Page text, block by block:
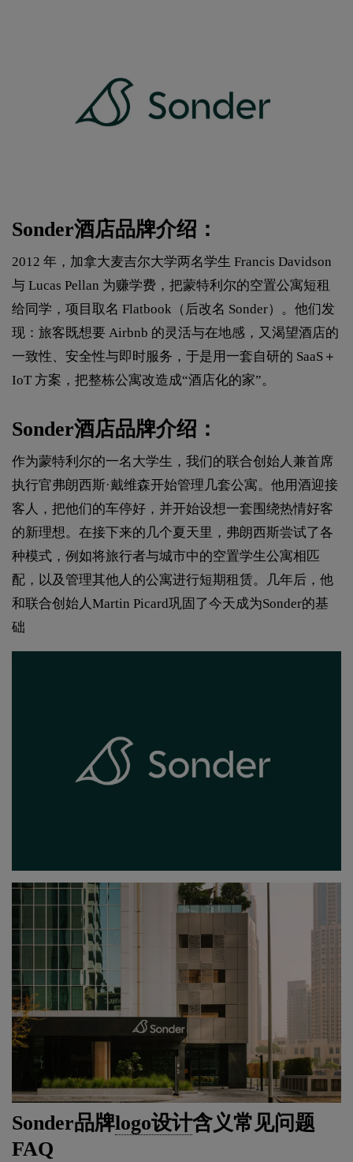
Sonder酒店品牌介绍：
2012 年，加拿大麦吉尔大学两名学生 Francis Davidson
与 Lucas Pellan 为赚学费，把蒙特利尔的空置公寓短租
给同学，项目取名 Flatbook（后改名 Sonder）。他们发
现：旅客既想要 Airbnb 的灵活与在地感，又渴望酒店的
一致性、安全性与即时服务，于是用一套自研的 SaaS＋
IoT 方案，把整栋公寓改造成“酒店化的家”。
Sonder酒店品牌介绍：
作为蒙特利尔的一名大学生，我们的联合创始人兼首席
执行官弗朗西斯·戴维森开始管理几套公寓。他用酒迎接
客人，把他们的车停好，并开始设想一套围绕热情好客
的新理想。在接下来的几个夏天里，弗朗西斯尝试了各
种模式，例如将旅行者与城市中的空置学生公寓相匹
配，以及管理其他人的公寓进行短期租赁。几年后，他
和联合创始人Martin Picard巩固了今天成为Sonder的基
础
Sonder品牌logo设计含义常见问题
FAQ